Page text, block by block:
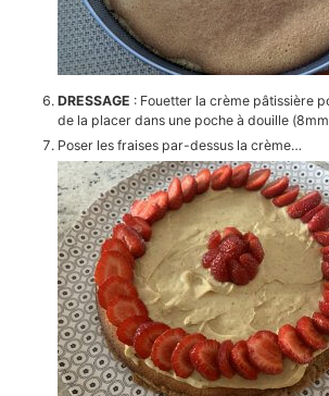
DRESSAGE : Fouetter la crème pâtissière
de la placer dans une poche à douille
Poser les fraises par-dessus la crème…